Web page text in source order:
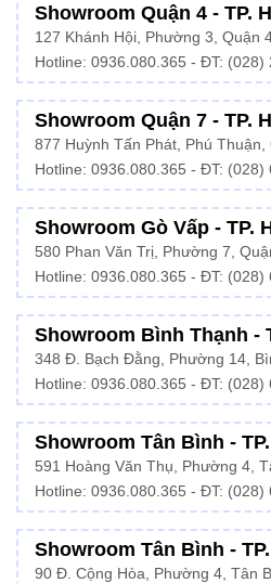
Showroom Quận 4 - TP.
127 Khánh Hội, Phường 3, Quận
Hotline: 0936.080.365 - ĐT: (028)
Showroom Quận 7 - TP.
877 Huỳnh Tấn Phát, Phú Thuận,
Hotline: 0936.080.365 - ĐT: (028)
Showroom Gò Vấp - TP.
580 Phan Văn Trị, Phường 7,
Hotline: 0936.080.365 - ĐT: (028)
Showroom Bình Thạnh -
348 Đ. Bạch Đằng, Phường 14,
Hotline: 0936.080.365 - ĐT: (028)
Showroom Tân Bình -
591 Hoàng Văn Thụ, Phường 4,
Hotline: 0936.080.365 - ĐT: (028)
Showroom Tân Bình -
90 Đ. Cộng Hòa, Phường 4, Tân